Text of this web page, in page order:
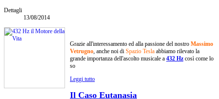
Dettagli
13/08/2014
Grazie all'interessamento ed alla passione del nostro Massimo
Vetrugno, anche noi di Spazio Tesla abbiamo rilevato la
grande importanza dell'ascolto musicale a 432 Hz così come lo
so
Leggi tutto
Il Caso Eutanasia